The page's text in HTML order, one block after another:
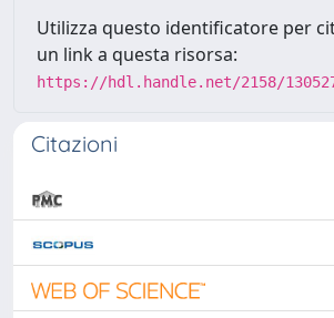
Utilizza questo identificatore per
un link a questa risorsa:
https://hdl.handle.net/2158/
Citazioni